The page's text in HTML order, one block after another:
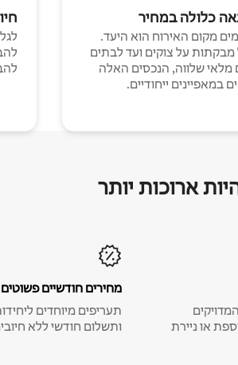
כלולה במחיר
מקום האירוח הוא היעד.
על צוקים ועד לבתים
מלאי שלווה, הנכסים האלה
במאפיינים ייחודיים.
ארוכות יותר
או ניירת
מחירים חודשיים פשוטים
תעריפים מיוחדים
ותשלום חודשי ללא